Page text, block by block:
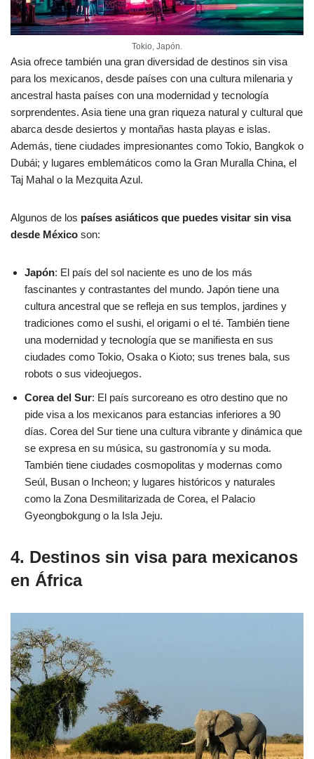
Tokio, Japón.
Asia ofrece también una gran diversidad de destinos sin visa
para los mexicanos, desde países con una cultura milenaria y
ancestral hasta países con una modernidad y tecnología
sorprendentes. Asia tiene una gran riqueza natural y cultural que
abarca desde desiertos y montañas hasta playas e islas.
Además, tiene ciudades impresionantes como Tokio, Bangkok o
Dubái; y lugares emblemáticos como la Gran Muralla China, el
Taj Mahal o la Mezquita Azul.
Algunos de los países asiáticos que puedes visitar sin visa
desde México son:
Japón: El país del sol naciente es uno de los más
fascinantes y contrastantes del mundo. Japón tiene una
cultura ancestral que se refleja en sus templos, jardines y
tradiciones como el sushi, el origami o el té. También tiene
una modernidad y tecnología que se manifiesta en sus
ciudades como Tokio, Osaka o Kioto; sus trenes bala, sus
robots o sus videojuegos.
Corea del Sur: El país surcoreano es otro destino que no
pide visa a los mexicanos para estancias inferiores a 90
días. Corea del Sur tiene una cultura vibrante y dinámica que
se expresa en su música, su gastronomía y su moda.
También tiene ciudades cosmopolitas y modernas como
Seúl, Busan o Incheon; y lugares históricos y naturales
como la Zona Desmilitarizada de Corea, el Palacio
Gyeongbokgung o la Isla Jeju.
4. Destinos sin visa para mexicanos
en África